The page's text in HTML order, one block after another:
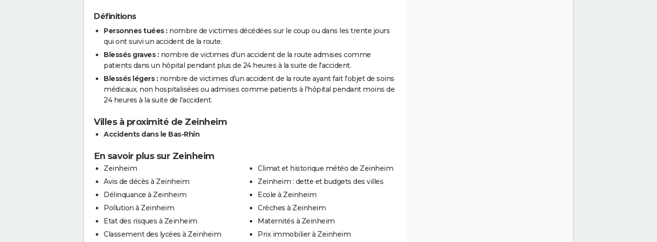
Définitions
Personnes tuées : nombre de victimes décédées sur le coup ou dans les trente jours
qui ont suivi un accident de la route.
Blessés graves : nombre de victimes d'un accident de la route admises comme
patients dans un hôpital pendant plus de 24 heures à la suite de l'accident.
Blessés légers : nombre de victimes d'un accident de la route ayant fait l'objet de soins
médicaux, non hospitalisées ou admises comme patients à l'hôpital pendant moins de
24 heures à la suite de l'accident.
Villes à proximité de Zeinheim
Accidents dans le Bas-Rhin
En savoir plus sur Zeinheim
Zeinheim
Avis de décès à Zeinheim
Délinquance à Zeinheim
Pollution à Zeinheim
Etat des risques à Zeinheim
Classement des lycées à Zeinheim
Climat et historique météo de Zeinheim
Zeinheim : dette et budgets des villes
Ecole à Zeinheim
Crèches à Zeinheim
Maternités à Zeinheim
Prix immobilier à Zeinheim